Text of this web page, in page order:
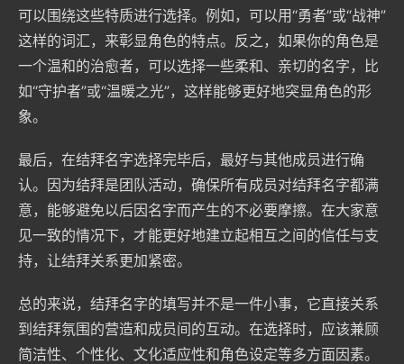
可以围绕这些特质进行选择。例如，可以用“勇者”或“战神”
这样的词汇，来彰显角色的特点。反之，如果你的角色是
一个温和的治愈者，可以选择一些柔和、亲切的名字，比
如“守护者”或“温暖之光”，这样能够更好地突显角色的形
象。
最后，在结拜名字选择完毕后，最好与其他成员进行确
认。因为结拜是团队活动，确保所有成员对结拜名字都满
意，能够避免以后因名字而产生的不必要摩擦。在大家意
见一致的情况下，才能更好地建立起相互之间的信任与支
持，让结拜关系更加紧密。
总的来说，结拜名字的填写并不是一件小事，它直接关系
到结拜氛围的营造和成员间的互动。在选择时，应该兼顾
简洁性、个性化、文化适应性和角色设定等多方面因素。